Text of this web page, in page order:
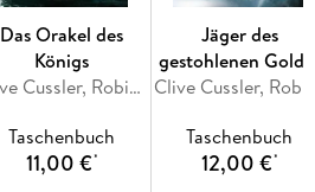
Das Orakel des
Königs
Clive Cussler, Robin Burcell
Taschenbuch
11,00 €*
Jäger des
gestohlenen
Taschenbuch
12,00 €*